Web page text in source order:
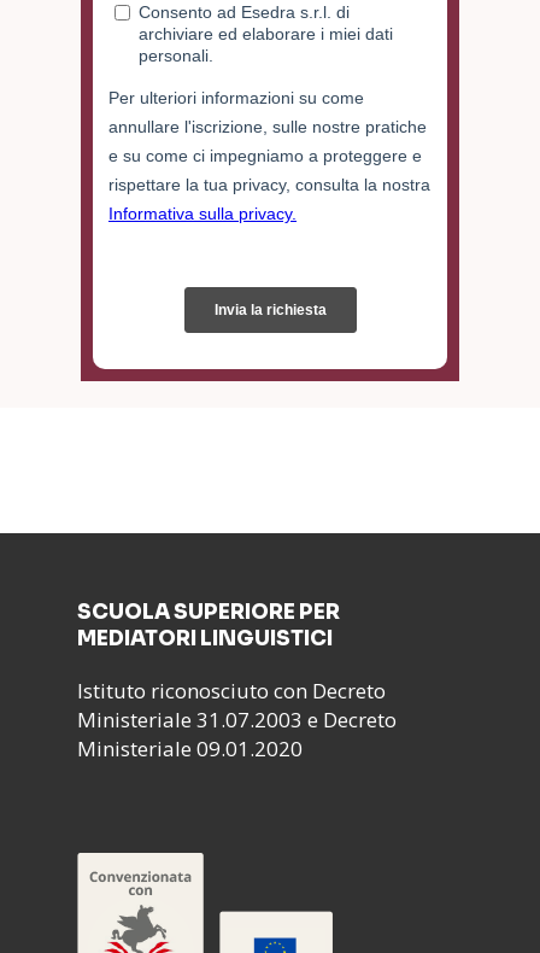
SCUOLA SUPERIORE PER
MEDIATORI LINGUISTICI
Istituto riconosciuto con Decreto
Ministeriale 31.07.2003 e Decreto
Ministeriale 09.01.2020